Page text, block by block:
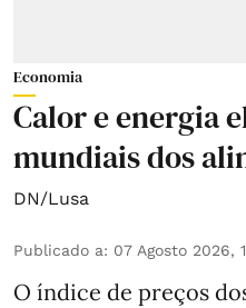
Economia
Calor e energia
mundiais dos
DN/Lusa
Publicado a: 07 Agosto 2026,
O índice de preços